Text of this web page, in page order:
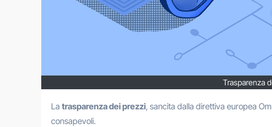
Trasparenza
La trasparenza dei prezzi, sancita dalla direttiva europea
consapevoli.